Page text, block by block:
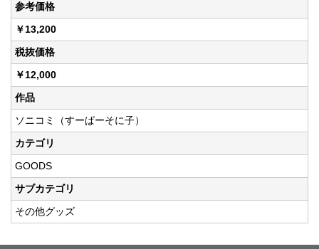
参考価格
￥13,200
税抜価格
￥12,000
作品
ソニコミ（すーぱーそに子）
カテゴリ
GOODS
サブカテゴリ
その他グッズ